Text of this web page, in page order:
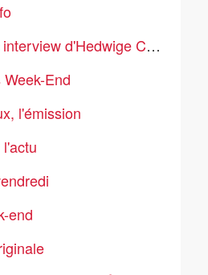
d'Hedwige Chevrillon
End
l'émission
end